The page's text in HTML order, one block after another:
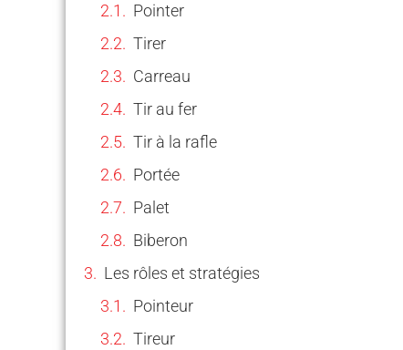
Pointer
Tirer
Carreau
Tir au fer
Tir à la rafle
Portée
Palet
Biberon
Les rôles et stratégies
Pointeur
Tireur